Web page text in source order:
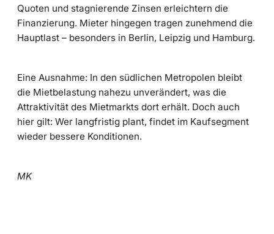
Quoten und stagnierende Zinsen erleichtern die
Finanzierung. Mieter hingegen tragen zunehmend die
Hauptlast – besonders in Berlin, Leipzig und Hamburg.
Eine Ausnahme: In den südlichen Metropolen bleibt
die Mietbelastung nahezu unverändert, was die
Attraktivität des Mietmarkts dort erhält. Doch auch
hier gilt: Wer langfristig plant, findet im Kaufsegment
wieder bessere Konditionen.
MK